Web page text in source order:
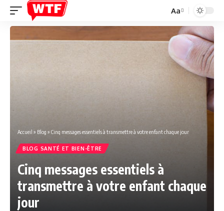
Font
Resizer
Aa
Accueil » Blog » Cinq messages essentiels à transmettre à votre enfant chaque jour
BLOG SANTÉ ET BIEN-ÊTRE
Cinq messages essentiels à
transmettre à votre enfant chaque
jour